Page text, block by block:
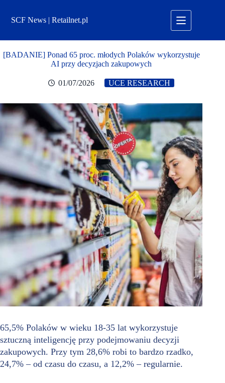
treściSCF News | Retailnet.pl
[BADANIE] Ponad 65 proc. młodych Polaków wykorzystuje
AI przy decyzjach zakupowych
01/07/2026 UCE RESEARCH
65,5% Polaków w wieku 18-35 lat wykorzystuje
sztuczną inteligencję przy podejmowaniu decyzji
zakupowych. Przy tym 28,6% robi to bardzo rzadko,
24,7% – od czasu do czasu, a 12,2% – regularnie.